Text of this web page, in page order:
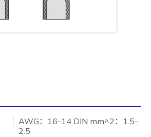
AWG：16-14 DIN mm^2：1.5-
2.5